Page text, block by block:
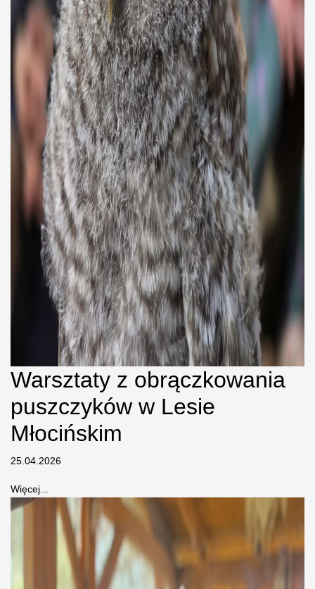
Warsztaty z obrączkowania
puszczyków w Lesie
Młocińskim
25.04.2026
Więcej...